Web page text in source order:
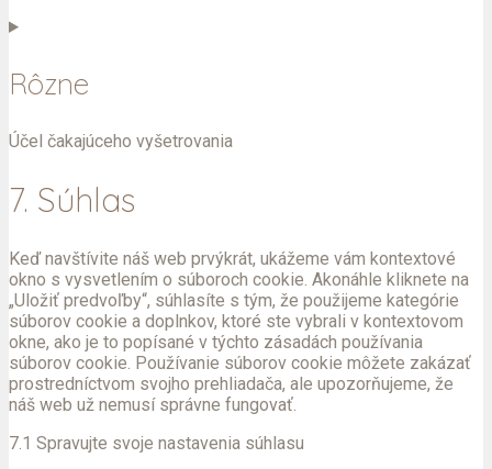
Consent
service
wordfence
Rôzne
Účel čakajúceho vyšetrovania
to
7. Súhlas
Keď navštívite náš web prvýkrát, ukážeme vám kontextové
okno s vysvetlením o súboroch cookie. Akonáhle kliknete na
„Uložiť predvoľby“, súhlasíte s tým, že použijeme kategórie
súborov cookie a doplnkov, ktoré ste vybrali v kontextovom
okne, ako je to popísané v týchto zásadách používania
súborov cookie. Používanie súborov cookie môžete zakázať
prostredníctvom svojho prehliadača, ale upozorňujeme, že
náš web už nemusí správne fungovať.
7.1 Spravujte svoje nastavenia súhlasu